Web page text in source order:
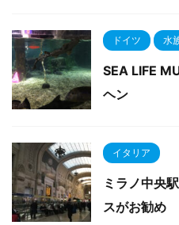
ドイツ 水
SEA LIFE
ヘン
イタリア
ミラノ中央
スがお勧め